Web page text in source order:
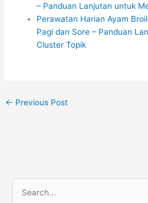
– Panduan Lanjutan untuk
Perawatan Harian Ayam
Pagi dan Sore – Panduan
Cluster Topik
← Previous Post